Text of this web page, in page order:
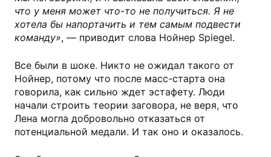
что у меня может что-то не получиться. Я не
хотела бы напортачить и тем самым подвести
команду», — приводит слова Нойнер Spiegel.
Все были в шоке. Никто не ожидал такого от
Нойнер, потому что после масс-старта она
говорила, как сильно ждет эстафету. Люди
начали строить теории заговора, не веря, что
Лена могла добровольно отказаться от
потенциальной медали. И так оно и оказалось.